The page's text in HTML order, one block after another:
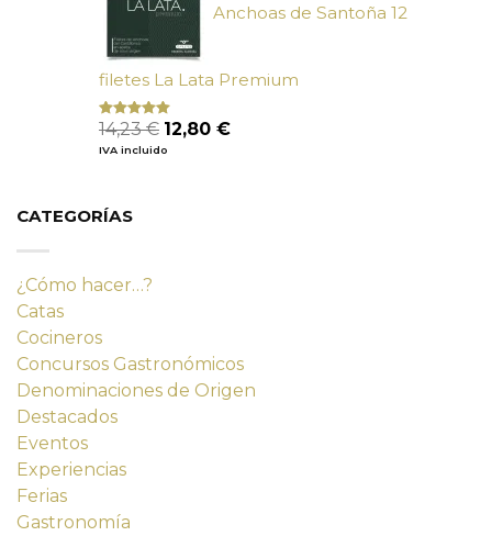
Anchoas de Santoña 12
filetes La Lata Premium
Valorado
con
de 5
14,23€ El
precio
12,80 €El
IVA incluido
CATEGORÍAS
¿Cómo hacer…?
Catas
Cocineros
Concursos Gastronómicos
Denominaciones de Origen
Destacados
Eventos
Experiencias
Ferias
Gastronomía